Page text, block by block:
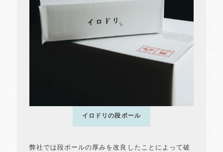
イロドリの段ボール
弊社では段ボールの厚みを改良したことによって破